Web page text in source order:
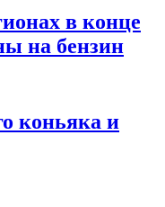
в конце
на бензин
коньяка и